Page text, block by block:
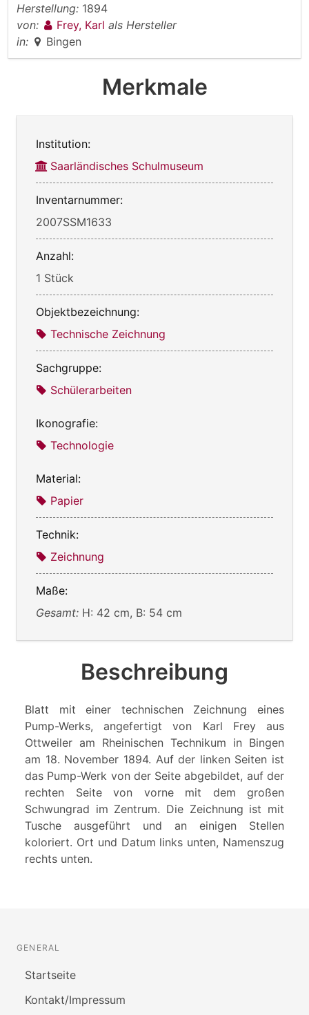
Herstellung: 1894
von:
Frey, Karl als Hersteller
in:
Bingen
Merkmale
Institution:
Saarländisches Schulmuseum
Inventarnummer:
2007SSM1633
Anzahl:
1 Stück
Objektbezeichnung:
Technische Zeichnung
Sachgruppe:
Schülerarbeiten
Ikonografie:
Technologie
Material:
Papier
Technik:
Zeichnung
Maße:
Gesamt: H: 42 cm, B: 54 cm
Beschreibung
Blatt mit einer technischen Zeichnung eines
Pump-Werks, angefertigt von Karl Frey aus
Ottweiler am Rheinischen Technikum in Bingen
am 18. November 1894. Auf der linken Seiten ist
das Pump-Werk von der Seite abgebildet, auf der
rechten Seite von vorne mit dem großen
Schwungrad im Zentrum. Die Zeichnung ist mit
Tusche ausgeführt und an einigen Stellen
koloriert. Ort und Datum links unten, Namenszug
rechts unten.
GENERAL
Startseite
Kontakt/Impressum